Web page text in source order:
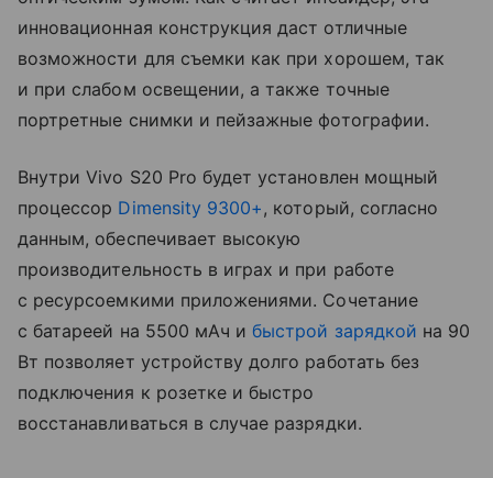
инновационная конструкция даст отличные
возможности для съемки как при хорошем, так
и при слабом освещении, а также точные
портретные снимки и пейзажные фотографии.
Внутри Vivo S20 Pro будет установлен мощный
процессор Dimensity 9300+ , который, согласно
данным, обеспечивает высокую
производительность в играх и при работе
с ресурсоемкими приложениями. Сочетание
с батареей на 5500 мАч ибыстрой зарядкой на 90
Вт позволяет устройству долго работать без
подключения к розетке и быстро
восстанавливаться в случае разрядки.